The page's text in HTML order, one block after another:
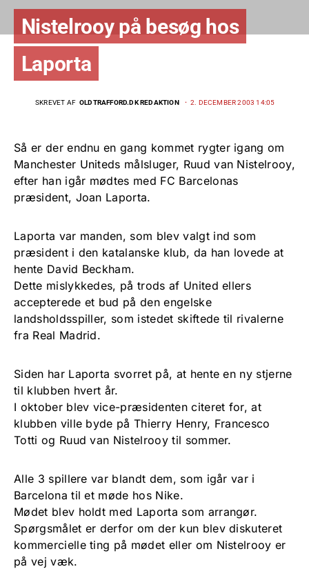
Nistelrooy på besøg hos
Laporta
SKREVET AF OLDTRAFFORD.DK REDAKTION 2. DECEMBER 2003 14:05
Så er der endnu en gang kommet rygter igang om
Manchester Uniteds målsluger, Ruud van Nistelrooy,
efter han igår mødtes med FC Barcelonas
præsident, Joan Laporta.
Laporta var manden, som blev valgt ind som
præsident i den katalanske klub, da han lovede at
hente David Beckham.
Dette mislykkedes, på trods af United ellers
accepterede et bud på den engelske
landsholdsspiller, som istedet skiftede til rivalerne
fra Real Madrid.
Siden har Laporta svorret på, at hente en ny stjerne
til klubben hvert år.
I oktober blev vice-præsidenten citeret for, at
klubben ville byde på Thierry Henry, Francesco
Totti og Ruud van Nistelrooy til sommer.
Alle 3 spillere var blandt dem, som igår var i
Barcelona til et møde hos Nike.
Mødet blev holdt med Laporta som arrangør.
Spørgsmålet er derfor om der kun blev diskuteret
kommercielle ting på mødet eller om Nistelrooy er
på vej væk.